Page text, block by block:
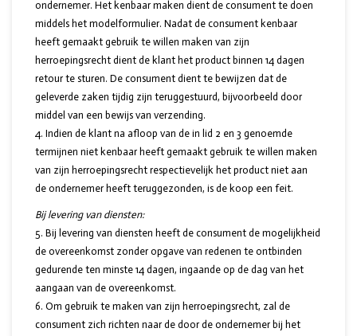
ondernemer. Het kenbaar maken dient de consument te doen
middels het modelformulier. Nadat de consument kenbaar
heeft gemaakt gebruik te willen maken van zijn
herroepingsrecht dient de klant het product binnen 14 dagen
retour te sturen. De consument dient te bewijzen dat de
geleverde zaken tijdig zijn teruggestuurd, bijvoorbeeld door
middel van een bewijs van verzending.
Indien de klant na afloop van de in lid 2 en 3 genoemde
termijnen niet kenbaar heeft gemaakt gebruik te willen maken
van zijn herroepingsrecht respectievelijk het product niet aan
de ondernemer heeft teruggezonden, is de koop een feit.
Bij levering van diensten:
Bij levering van diensten heeft de consument de mogelijkheid
de overeenkomst zonder opgave van redenen te ontbinden
gedurende ten minste 14 dagen, ingaande op de dag van het
aangaan van de overeenkomst.
Om gebruik te maken van zijn herroepingsrecht, zal de
consument zich richten naar de door de ondernemer bij het